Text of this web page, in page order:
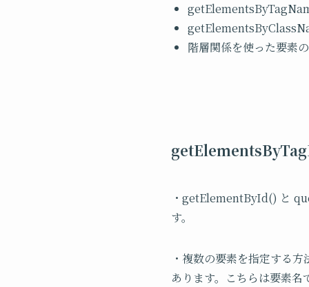
階層関係を使った要素
・getElementById() と
す。
・複数の要素を指定する
あります。こちらは要素